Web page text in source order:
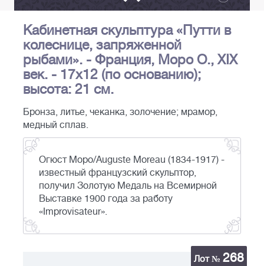
Кабинетная скульптура «Путти в
колеснице, запряженной
рыбами». - Франция, Моро О., XIX
век. - 17х12 (по основанию);
высота: 21 см.
Бронза, литье, чеканка, золочение; мрамор,
медный сплав.
Огюст Моро/Auguste Moreau (1834-1917) -
известный французский скульптор,
получил Золотую Медаль на Всемирной
Выставке 1900 года за работу
«Improvisateur».
Лот № 268